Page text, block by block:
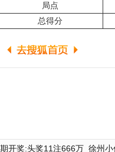
局点
总得分
开奖:头奖11注666万 徐州